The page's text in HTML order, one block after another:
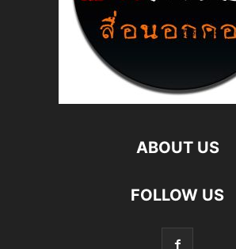
ABOUT US
FOLLOW US